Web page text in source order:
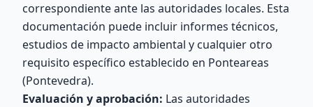
correspondiente ante las autoridades locales. Esta
documentación puede incluir informes técnicos,
estudios de impacto ambiental y cualquier otro
requisito específico establecido en Ponteareas
(Pontevedra).
Evaluación y aprobación: Las autoridades